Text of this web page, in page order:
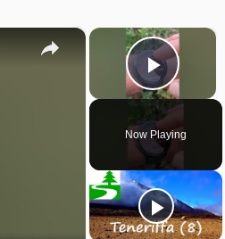
×
Play
Now Playing
×